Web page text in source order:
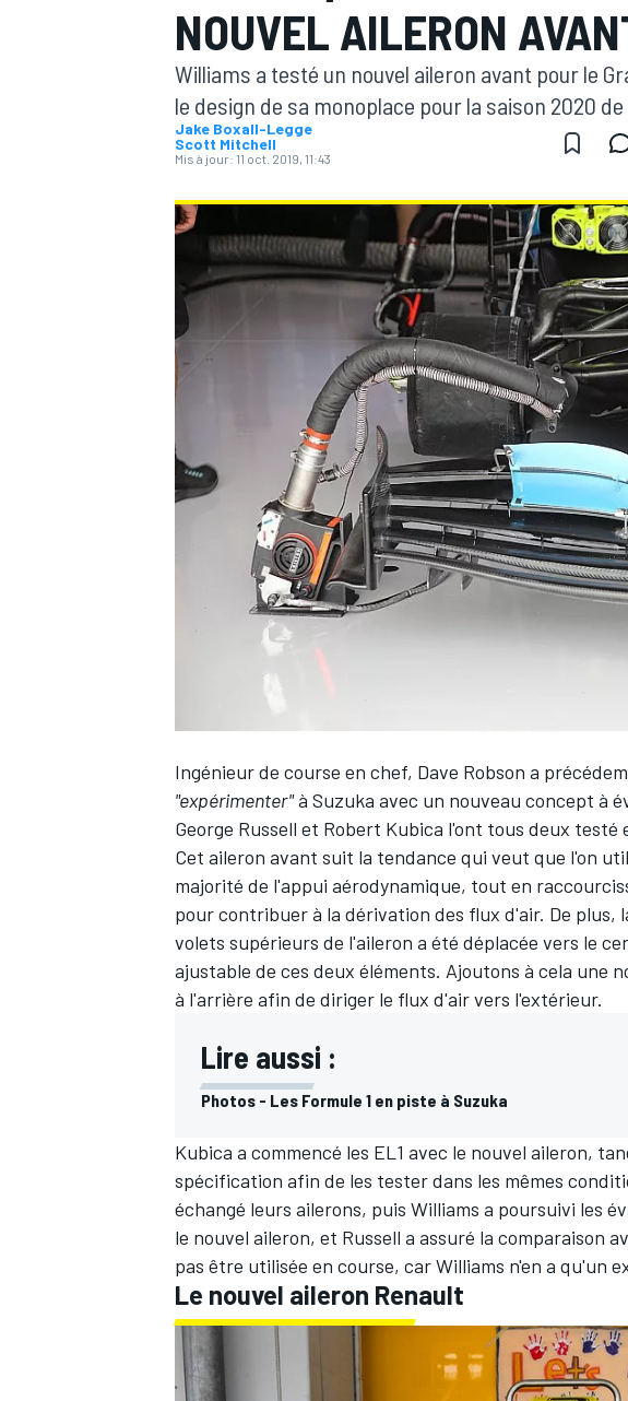
MOTOGP
WEC
NOUVEL AILERON
Williams a testé un nouvel aileron avant pour le
le design de sa monoplace pour la saison 2020 de
Jake Boxall-Legge
Scott Mitchell
Mis à jour: 11 oct. 2019, 11:43
Ingénieur de course en chef, Dave Robson a
"expérimenter"à Suzuka avec un nouveau concept à
George Russell et Robert Kubica l'ont tous deux testé
Cet aileron avant suit la tendance qui veut que l'on
majorité de l'appui aérodynamique, tout en
pour contribuer à la dérivation des flux d'air. De plus,
volets supérieurs de l'aileron a été déplacée vers le
ajustable de ces deux éléments. Ajoutons à cela une
à l'arrière afin de diriger le flux d'air vers l'extérieur.
Lire aussi :
Photos - Les Formule 1 en piste à Suzuka
Kubica a commencé les EL1 avec le nouvel aileron,
spécification afin de les tester dans les mêmes
échangé leurs ailerons, puis Williams a poursuivi les
le nouvel aileron, et Russell a assuré la comparaison
pas être utilisée en course, car Williams n'en a qu'un
Le nouvel aileron Renault